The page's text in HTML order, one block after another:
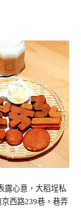
露心意，大稻埕私
西路239巷，巷弄